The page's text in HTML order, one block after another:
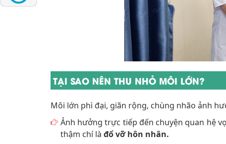
TẠI SAO NÊN THU NHỎ MÔI LỚN?
Môi lớn phì đại, giãn rộng, chùng nhão ảnh
Ảnh hưởng trực tiếp đến chuyện quan hệ
thậm chí là đổ vỡ hôn nhân.